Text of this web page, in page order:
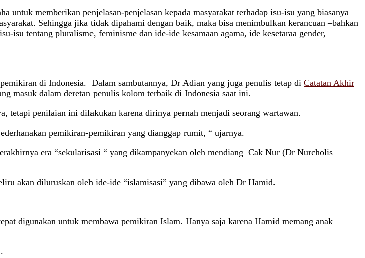
untuk memberikan penjelasan-penjelasan kepada masyarakat terhadap isu-isu yang biasanya
Sehingga jika tidak dipahami dengan baik, maka bisa menimbulkan kerancuan –bahkan
tentang pluralisme, feminisme dan ide-ide kesamaan agama, ide kesetaraa gender,
di Indonesia. Dalam sambutannya, Dr Adian yang juga penulis tetap di Catatan Akhir
masuk dalam deretan penulis kolom terbaik di Indonesia saat ini.
tetapi penilaian ini dilakukan karena dirinya pernah menjadi seorang wartawan.
pemikiran-pemikiran yang dianggap rumit, “ ujarnya.
era “sekularisasi “ yang dikampanyekan oleh mendiang Cak Nur (Dr Nurcholis
akan diluruskan oleh ide-ide “islamisasi” yang dibawa oleh Dr Hamid.
digunakan untuk membawa pemikiran Islam. Hanya saja karena Hamid memang anak